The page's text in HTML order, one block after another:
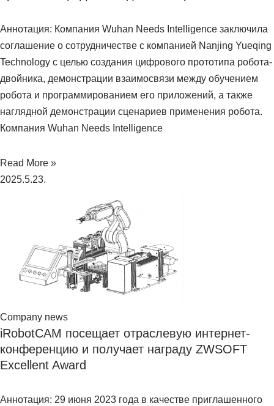
Аннотация: Компания Wuhan Needs Intelligence заключила
соглашение о сотрудничестве с компанией Nanjing Yueqing
Technology с целью создания цифрового прототипа робота-
двойника, демонстрации взаимосвязи между обучением
робота и программированием его приложений, а также
наглядной демонстрации сценариев применения робота.
Компания Wuhan Needs Intelligence
Read More »
2025.5.23.
Company news
iRobotCAM посещает отраслевую интернет-
конференцию и получает награду ZWSOFT
Excellent Award
Аннотация: 29 июня 2023 года в качестве приглашенного